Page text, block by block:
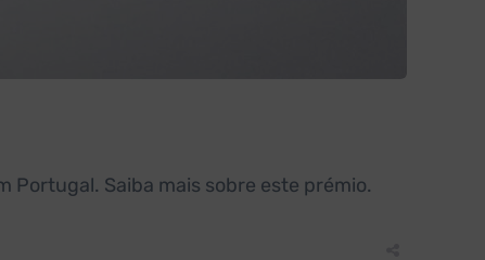
Portugal. Saiba mais sobre este prémio.